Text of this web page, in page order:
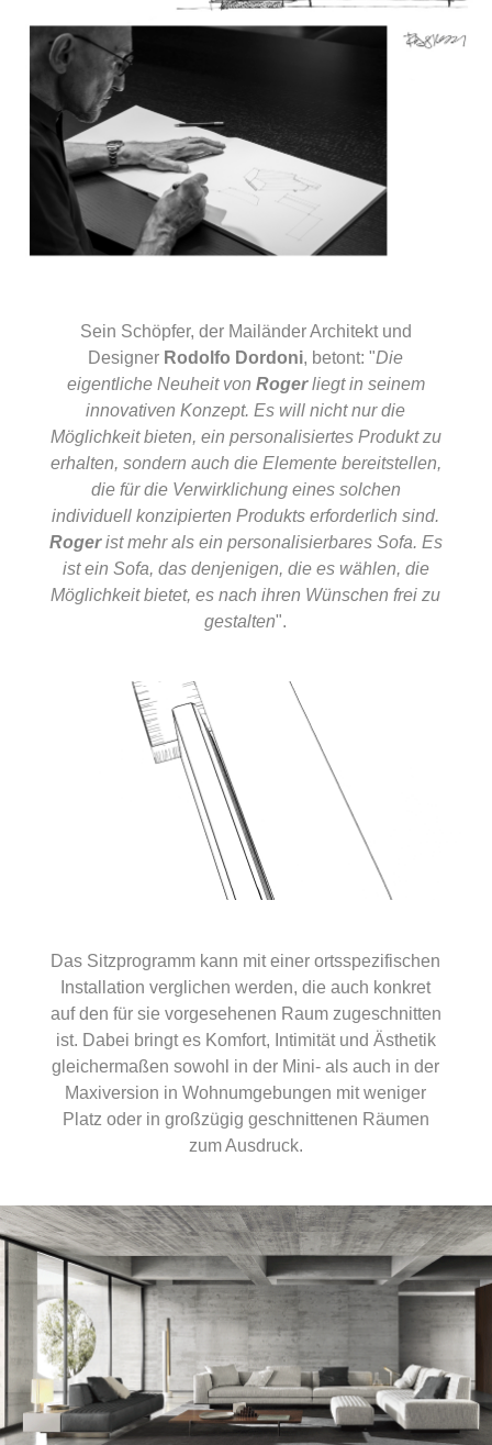
Sein Schöpfer, der Mailänder Architekt und
Designer Rodolfo Dordoni, betont: "Die
eigentliche Neuheit von Rogerliegt in seinem
innovativen Konzept. Es will nicht nur die
Möglichkeit bieten, ein personalisiertes Produkt zu
erhalten, sondern auch die Elemente bereitstellen,
die für die Verwirklichung eines solchen
individuell konzipierten Produkts erforderlich sind.
Rogerist mehr als ein personalisierbares Sofa. Es
ist ein Sofa, das denjenigen, die es wählen, die
Möglichkeit bietet, es nach ihren Wünschen frei zu
gestalten".
Das Sitzprogramm kann mit einer ortsspezifischen
Installation verglichen werden, die auch konkret
auf den für sie vorgesehenen Raum zugeschnitten
ist. Dabei bringt es Komfort, Intimität und Ästhetik
gleichermaßen sowohl in der Mini- als auch in der
Maxiversion in Wohnumgebungen mit weniger
Platz oder in großzügig geschnittenen Räumen
zum Ausdruck.